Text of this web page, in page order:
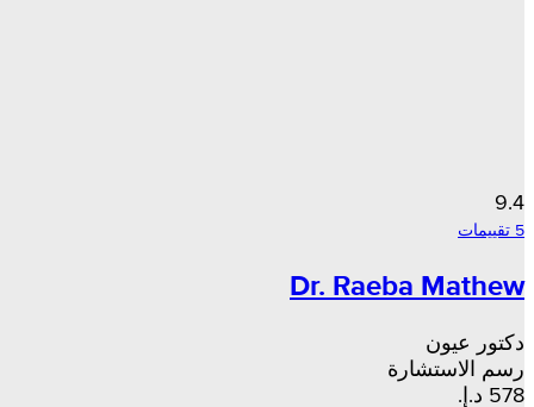
9.4
Dr. Raeba Mathew
دكتور عيون
رسم الاستشارة